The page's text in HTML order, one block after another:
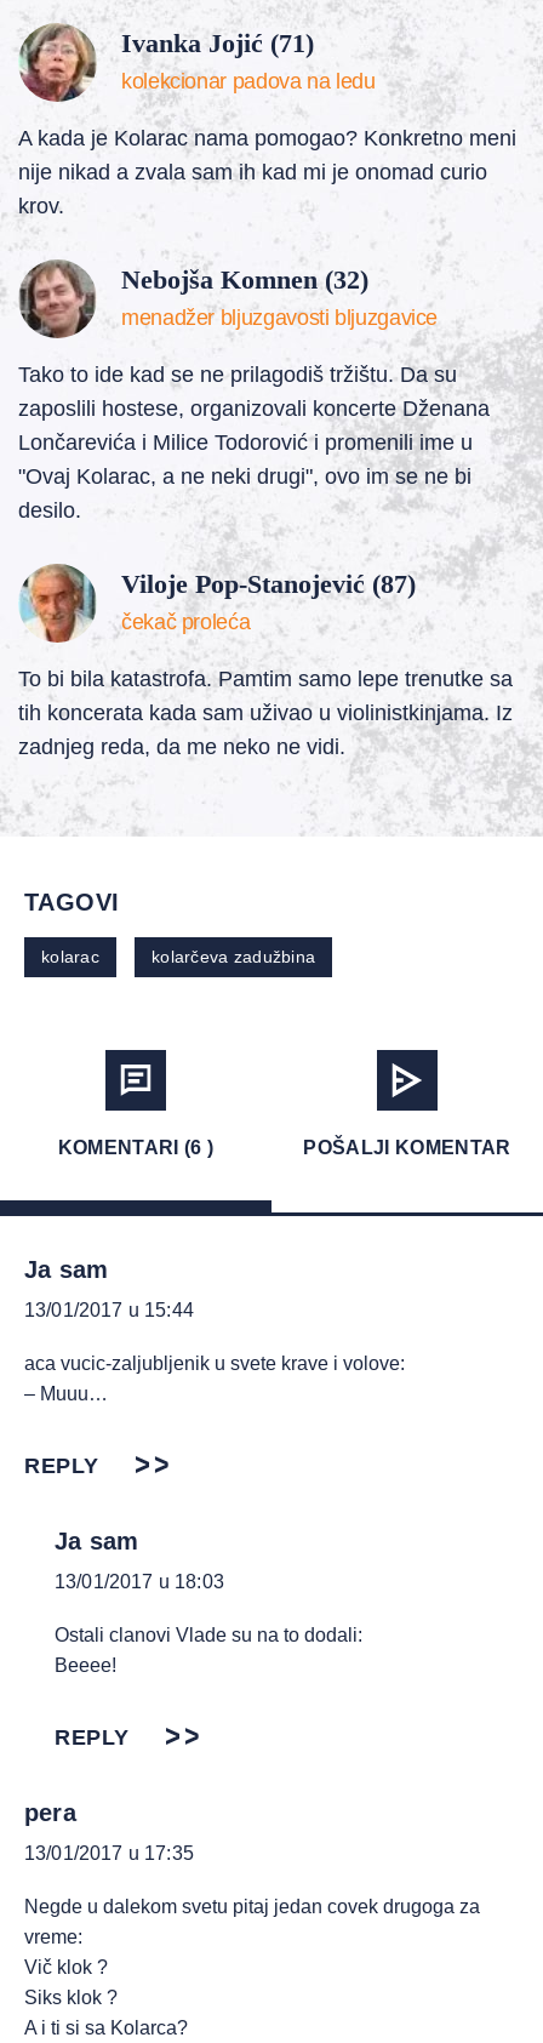
Ivanka Jojić (71)
kolekcionar padova na ledu
A kada je Kolarac nama pomogao? Konkretno meni
nije nikad a zvala sam ih kad mi je onomad curio
krov.
Nebojša Komnen (32)
menadžer bljuzgavosti bljuzgavice
Tako to ide kad se ne prilagodiš tržištu. Da su
zaposlili hostese, organizovali koncerte Dženana
Lončarevića i Milice Todorović i promenili ime u
"Ovaj Kolarac, a ne neki drugi", ovo im se ne bi
desilo.
Viloje Pop-Stanojević (87)
čekač proleća
To bi bila katastrofa. Pamtim samo lepe trenutke sa
tih koncerata kada sam uživao u violinistkinjama. Iz
zadnjeg reda, da me neko ne vidi.
TAGOVI
kolarac kolarčeva zadužbina
KOMENTARI (6 ) POŠALJI KOMENTAR
Ja sam
13/01/2017 u 15:44
aca vucic-zaljubljenik u svete krave i volove:
– Muuu…
REPLY
Ja sam
13/01/2017 u 18:03
Ostali clanovi Vlade su na to dodali:
Beeee!
REPLY
pera
13/01/2017 u 17:35
Negde u dalekom svetu pitaj jedan covek drugoga za
vreme:
Vič klok ?
Siks klok ?
A i ti si sa Kolarca?